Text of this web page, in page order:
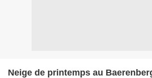
Neige de printemps au